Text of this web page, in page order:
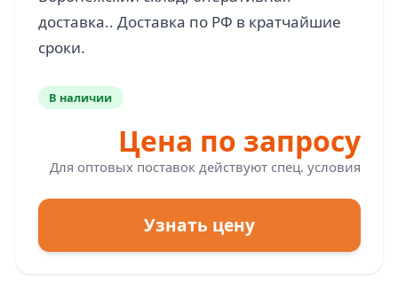
доставка.. Доставка по РФ в кратчайшие
В наличии
Цена по запросу
Для оптовых поставок действуют спец. условия
Узнать цену